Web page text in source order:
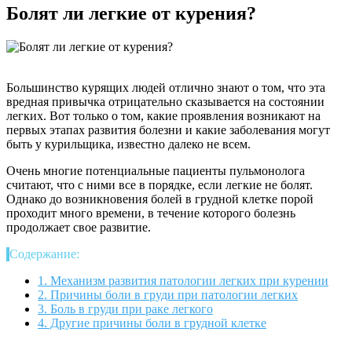
Болят ли легкие от курения?
Большинство курящих людей отлично знают о том, что эта
вредная привычка отрицательно сказывается на состоянии
легких. Вот только о том, какие проявления возникают на
первых этапах развития болезни и какие заболевания могут
быть у курильщика, известно далеко не всем.
Очень многие потенциальные пациенты пульмонолога
считают, что с ними все в порядке, если легкие не болят.
Однако до возникновения болей в грудной клетке порой
проходит много времени, в течение которого болезнь
продолжает свое развитие.
Содержание:
1. Механизм развития патологии легких при курении
2. Причины боли в груди при патологии легких
3. Боль в груди при раке легкого
4. Другие причины боли в грудной клетке